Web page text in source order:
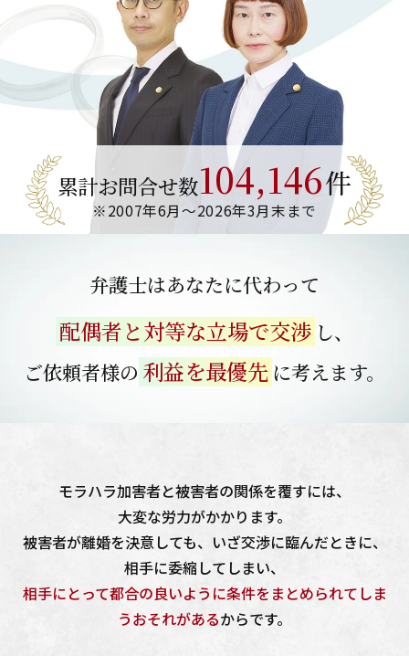
累計お問合せ数104,146件
※2007年6月～2026年3月末まで
弁護士はあなたに代わって
配偶者と対等な立場で交渉 し、
ご依頼者様の 利益を最優先 に考えます。
モラハラ加害者と被害者の関係を覆すには、
大変な労力がかかります。
被害者が離婚を決意しても、いざ交渉に臨んだときに、
相手に委縮してしまい、
相手にとって都合の良いように条件をまとめられてしま
うおそれがあるからです。